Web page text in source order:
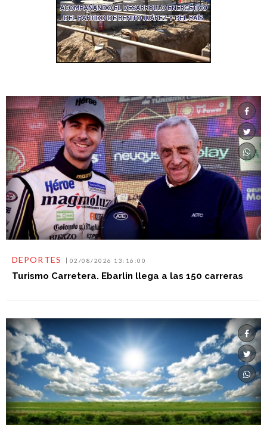
DEPORTES 02/08/2026 13:16:00
Turismo Carretera. Ebarlin llega a las 150 carreras